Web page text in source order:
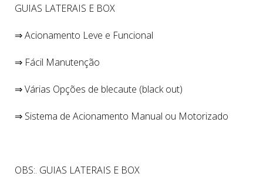
GUIAS LATERAIS E BOX
⇒ Acionamento Leve e Funcional
⇒ Fácil Manutenção
⇒ Várias Opções de blecaute (black out)
⇒ Sistema de Acionamento Manual ou Motorizado
OBS:. GUIAS LATERAIS E BOX